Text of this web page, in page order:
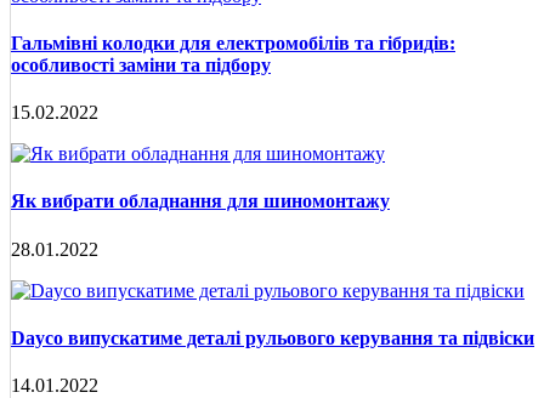
Гальмівні колодки для електромобілів та гібридів:
особливості заміни та підбору
15.02.2022
Як вибрати обладнання для шиномонтажу
28.01.2022
Dayco випускатиме деталі рульового керування та підвіски
14.01.2022